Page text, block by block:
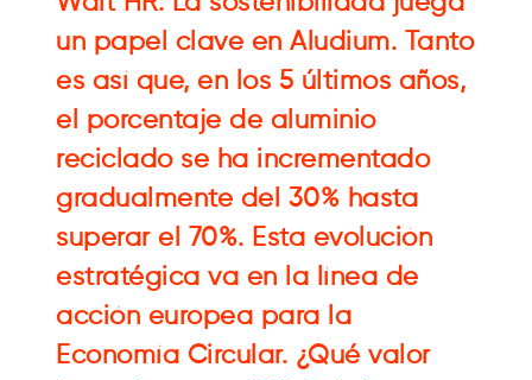
un papel clave en Aludium. Tanto
es así que, en los 5 últimos años,
el porcentaje de aluminio
reciclado se ha incrementado
gradualmente del 30% hasta
superar el 70%. Esta evolución
estratégica va en la línea de
acción europea para la
Economía Circular. ¿Qué valor